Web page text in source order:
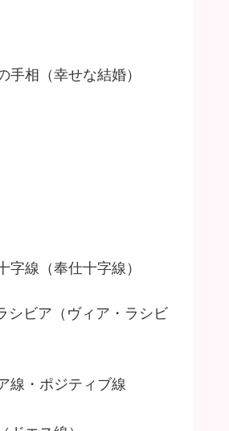
手相（幸せな結婚）
字線（奉仕十字線）
シビア（ヴィア・ラシビ
線・ポジティブ線